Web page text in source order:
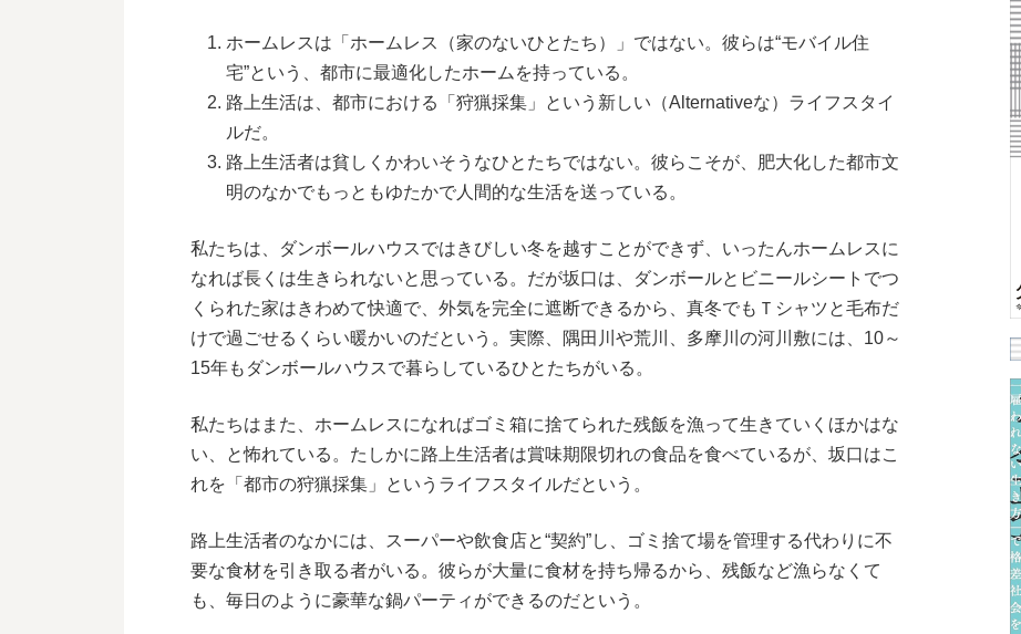
ホームレスは「ホームレス（家のないひとたち）」ではない。彼らは“モバイル住
宅”という、都市に最適化したホームを持っている。
路上生活は、都市における「狩猟採集」という新しい（Alternativeな）ライフスタイ
ルだ。
路上生活者は貧しくかわいそうなひとたちではない。彼らこそが、肥大化した都市文
明のなかでもっともゆたかで人間的な生活を送っている。
私たちは、ダンボールハウスではきびしい冬を越すことができず、いったんホームレスに
なれば長くは生きられないと思っている。だが坂口は、ダンボールとビニールシートでつ
くられた家はきわめて快適で、外気を完全に遮断できるから、真冬でもＴシャツと毛布だ
けで過ごせるくらい暖かいのだという。実際、隅田川や荒川、多摩川の河川敷には、10～
15年もダンボールハウスで暮らしているひとたちがいる。
私たちはまた、ホームレスになればゴミ箱に捨てられた残飯を漁って生きていくほかはな
い、と怖れている。たしかに路上生活者は賞味期限切れの食品を食べているが、坂口はこ
れを「都市の狩猟採集」というライフスタイルだという。
路上生活者のなかには、スーパーや飲食店と“契約”し、ゴミ捨て場を管理する代わりに不
要な食材を引き取る者がいる。彼らが大量に食材を持ち帰るから、残飯など漁らなくて
も、毎日のように豪華な鍋パーティができるのだという。